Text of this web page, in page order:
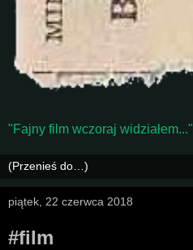
"Fajny film wczoraj widziałem..."
piątek, 22 czerwca 2018
#film